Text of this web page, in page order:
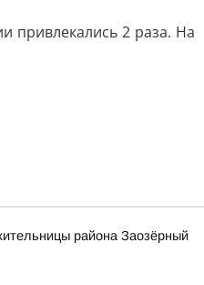
привлекались 2 раза. На
района Заозёрный